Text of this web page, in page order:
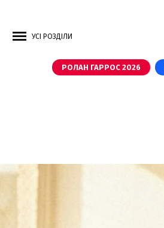
УСІ РОЗДІЛИ
РОЛАН ГАРРОС 2026